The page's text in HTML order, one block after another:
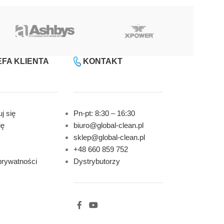
KLIENTA
się
KONTAKT
Pn-pt: 8:30 – 16:30
biuro@global-clean.pl
sklep@global-clean.pl
+48 660 859 752
Dystrybutorzy